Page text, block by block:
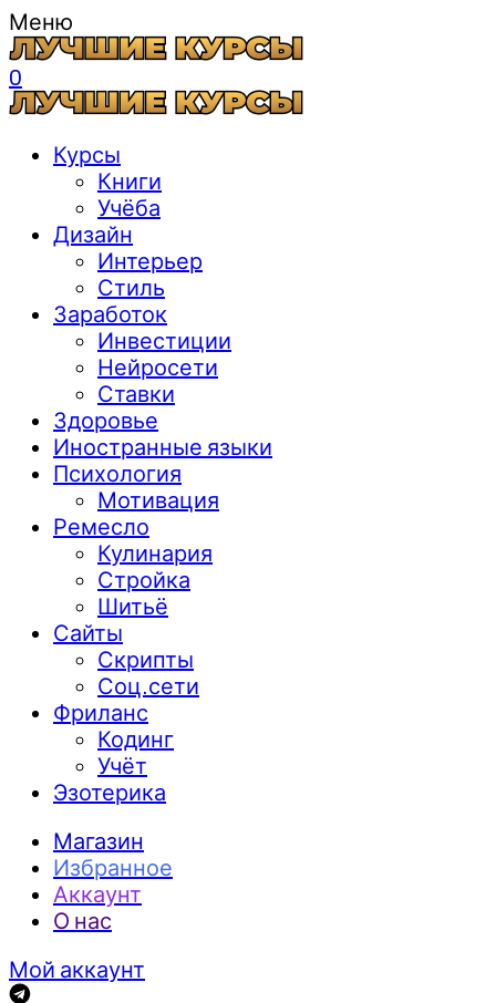
Меню
0
Курсы
Книги
Учёба
Дизайн
Интерьер
Стиль
Заработок
Инвестиции
Нейросети
Ставки
Здоровье
Иностранные языки
Психология
Мотивация
Ремесло
Кулинария
Стройка
Шитьё
Сайты
Скрипты
Соц.сети
Фриланс
Кодинг
Учёт
Эзотерика
Магазин
Избранное
Аккаунт
О нас
Мой аккаунт